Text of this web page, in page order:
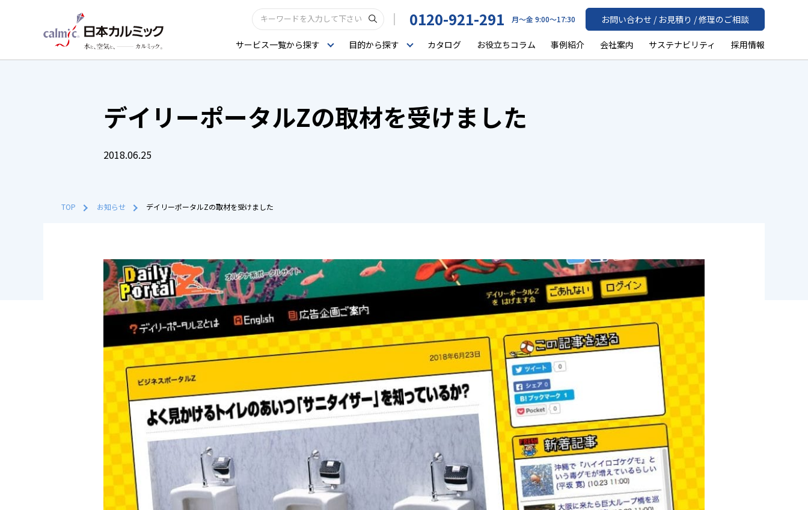
0120-921-291 月〜金 9:00〜17:30 お問い合わせ / お見積り / 修理のご相談
サービス一覧から探す 目的から探す カタログ お役立ちコラム 事例紹介 会社案内 サステナビリティ 採用情報
デイリーポータルZの取材を受けました
2018.06.25
TOP お知らせ デイリーポータルZの取材を受けました